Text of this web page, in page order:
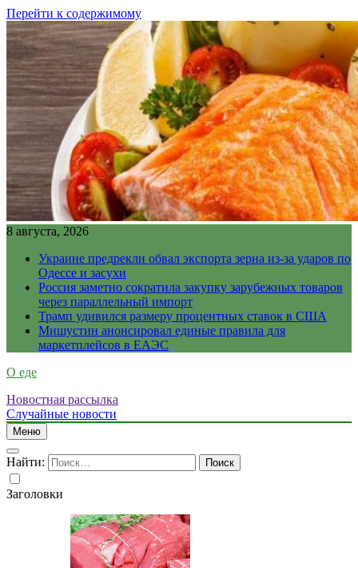
Перейти к содержимому
8 августа, 2026
Украине предрекли обвал экспорта зерна из-за ударов по
Одессе и засухи
Россия заметно сократила закупку зарубежных товаров
через параллельный импорт
Трамп удивился размеру процентных ставок в США
Мишустин анонсировал единые правила для
маркетплейсов в ЕАЭС
О еде
Новостная рассылка
Случайные новости
Меню
Найти:
Заголовки